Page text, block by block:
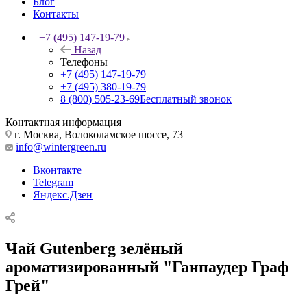
Контакты
+7 (495) 147-19-79
Назад
Телефоны
+7 (495) 147-19-79
+7 (495) 380-19-79
8 (800) 505-23-69Бесплатный звонок
Контактная информация
г. Москва, Волоколамское шоссе, 73
info@wintergreen.ru
Вконтакте
Telegram
Яндекс.Дзен
Чай Gutenberg зелёный
ароматизированный "Ганпаудер Граф
Грей"